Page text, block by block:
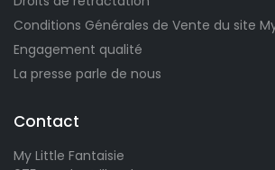
Conditions Générales de Vente du site
Engagement qualité
La presse parle de nous
Contact
My Little Fantaisie